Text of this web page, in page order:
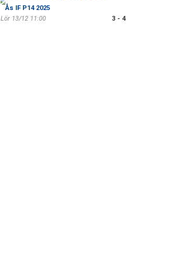
Ås IF P14 2025
Lör 13/12 11:00
3 - 4